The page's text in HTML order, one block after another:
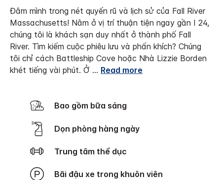
Đắm mình trong nét quyến rũ và lịch sử của Fall River
Massachusetts! Nằm ở vị trí thuận tiện ngay gần I 24,
chúng tôi là khách sạn duy nhất ở thành phố Fall
River. Tìm kiếm cuộc phiêu lưu và phấn khích? Chúng
tôi chỉ cách Battleship Cove hoặc Nhà Lizzie Borden
khét tiếng vài phút. Ở ... Read more
Bao gồm bữa sáng
Dọn phòng hàng ngày
Trung tâm thể dục
Bãi đậu xe trong khuôn viên